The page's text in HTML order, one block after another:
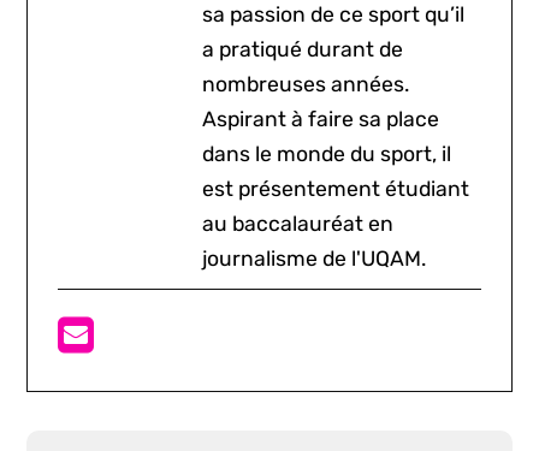
sa passion de ce sport qu’il
a pratiqué durant de
nombreuses années.
Aspirant à faire sa place
dans le monde du sport, il
est présentement étudiant
au baccalauréat en
journalisme de l'UQAM.